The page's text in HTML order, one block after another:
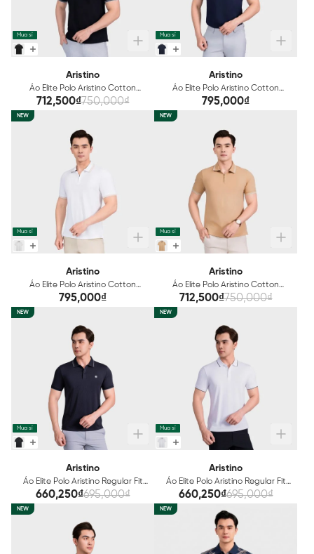
Mua sỉ
Aristino
Áo Elite Polo Aristino Cotton
Organic APS204AS0E
712,500₫750,000₫
Mua sỉ
Aristino
Áo Elite Polo Aristino Cotton
Organic APS205AS0E
795,000₫
NEW
Mua sỉ
Aristino
Áo Elite Polo Aristino Cotton
Organic APS206AS0E
795,000₫
NEW
Mua sỉ
Aristino
Áo Elite Polo Aristino Cotton
Organic APS207AS0E
712,500₫750,000₫
NEW
Mua sỉ
Aristino
Áo Elite Polo Aristino Regular Fit
APS208AS0E
660,250₫695,000₫
NEW
Mua sỉ
Aristino
Áo Elite Polo Aristino Regular Fit
APS210AS0E
660,250₫695,000₫
NEW NEW